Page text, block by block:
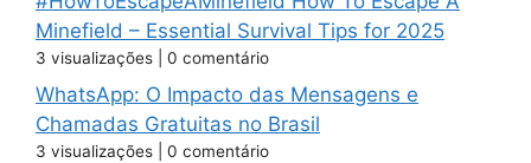
Minefield – Essential Survival Tips for 2025
3 visualizações 0 comentário
WhatsApp: O Impacto das Mensagens e
Chamadas Gratuitas no Brasil
3 visualizações 0 comentário